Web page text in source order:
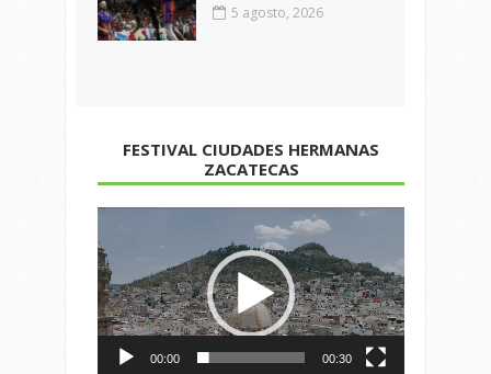
5 agosto, 2026
FESTIVAL CIUDADES HERMANAS
ZACATECAS
de
vídeo
00:00 00:30